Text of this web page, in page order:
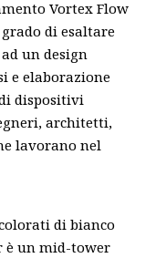
Vortex Flow
grado di esaltare
un design
e elaborazione
dispositivi
architetti,
lavorano nel
di bianco
è un mid-tower